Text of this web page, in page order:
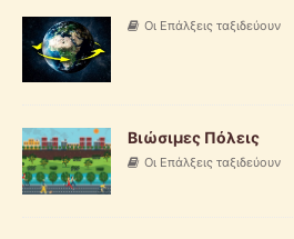
Οι Επάλξεις ταξιδεύουν
Βιώσιμες Πόλεις
Οι Επάλξεις ταξιδεύουν